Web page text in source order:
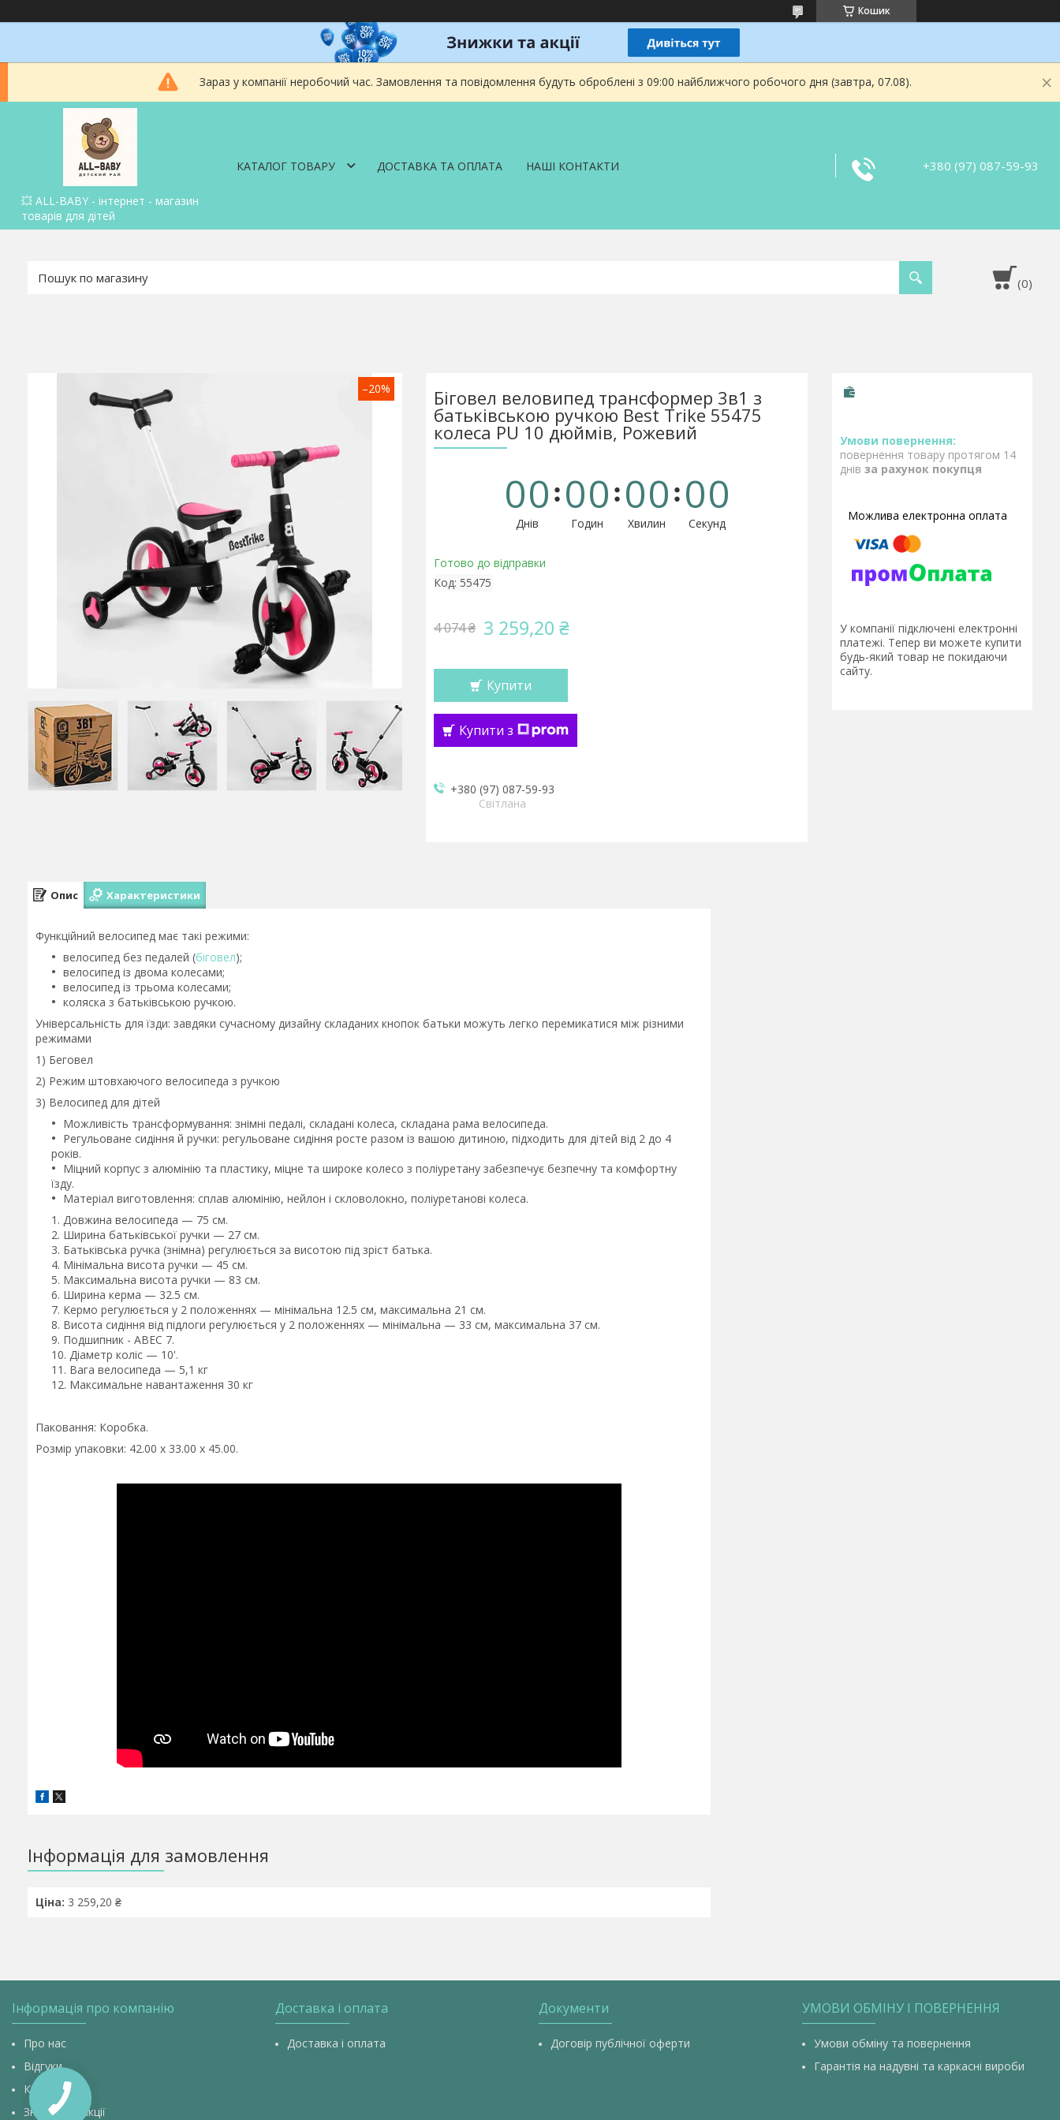
Кошик
Зараз у компанії неробочий час. Замовлення та повідомлення будуть оброблені з 09:00 найближчого робочого дня (завтра, 07.08).
💥 ALL-BABY - інтернет - магазин
товарів для дітей
КАТАЛОГ ТОВАРУ ДОСТАВКА ТА ОПЛАТА НАШІ КОНТАКТИ +380 (97) 087-59-93
–20% Біговел веловипед трансформер 3в1 з
батьківською ручкою Best Trike 55475
колеса PU 10 дюймів, Рожевий
00
Днів
00
Годин
00
Хвилин
00
Секунд
Готово до відправки
Код: 55475
4 074 ₴ 3 259,20 ₴
Купити
Купити з
+380 (97) 087-59-93
Світлана
повернення товару протягом 14
днів за рахунок покупця
У компанії підключені електронні
платежі. Тепер ви можете купити
будь-який товар не покидаючи
сайту.
Опис Характеристики
Функційний велосипед має такі режими:
велосипед без педалей (біговел);
велосипед із двома колесами;
велосипед із трьома колесами;
коляска з батьківською ручкою.
Універсальність для їзди: завдяки сучасному дизайну складаних кнопок батьки можуть легко перемикатися між різними
режимами
1) Беговел
2) Режим штовхаючого велосипеда з ручкою
3) Велосипед для дітей
Можливість трансформування: знімні педалі, складані колеса, складана рама велосипеда.
Регульоване сидіння й ручки: регульоване сидіння росте разом із вашою дитиною, підходить для дітей від 2 до 4
років.
Міцний корпус з алюмінію та пластику, міцне та широке колесо з поліуретану забезпечує безпечну та комфортну
їзду.
Матеріал виготовлення: сплав алюмінію, нейлон і скловолокно, поліуретанові колеса.
Довжина велосипеда — 75 см.
Ширина батьківської ручки — 27 см.
Батьківська ручка (знімна) регулюється за висотою під зріст батька.
Мінімальна висота ручки — 45 см.
Максимальна висота ручки — 83 см.
Ширина керма — 32.5 см.
Кермо регулюється у 2 положеннях — мінімальна 12.5 см, максимальна 21 см.
Висота сидіння від підлоги регулюється у 2 положеннях — мінімальна — 33 см, максимальна 37 см.
Подшипник - АВЕС 7.
Діаметр коліс — 10'.
Вага велосипеда — 5,1 кг
Максимальне навантаження 30 кг
Паковання: Коробка.
Розмір упаковки: 42.00 x 33.00 x 45.00.
Інформація для замовлення
Ціна: 3 259,20 ₴
Інформація про компанію
Про нас
Відгуки
Контакти
Знижки та акції
Доставка і оплата
Доставка і оплата
Документи
Договір публічної оферти
УМОВИ ОБМІНУ І ПОВЕРНЕННЯ
Умови обміну та повернення
Гарантія на надувні та каркасні вироби